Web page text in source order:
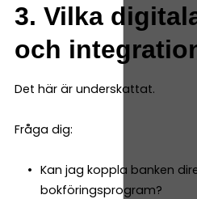
3. Vilka
och
Det här är underskattat.
Fråga dig:
Kan jag koppla banken
bokföringsprogram?